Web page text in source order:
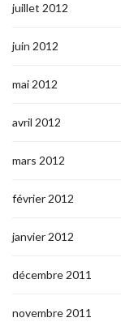
juillet 2012
juin 2012
mai 2012
avril 2012
mars 2012
février 2012
janvier 2012
décembre 2011
novembre 2011